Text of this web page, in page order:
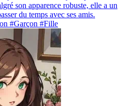
son apparence robuste, elle a un
du temps avec ses amis.
#Garçon #Fille